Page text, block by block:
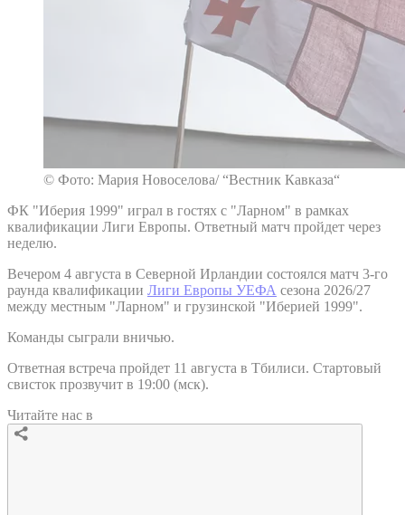
© Фото: Мария Новоселова/ “Вестник Кавказа“
ФК "Иберия 1999" играл в гостях с "Ларном" в рамках
квалификации Лиги Европы. Ответный матч пройдет через
неделю.
Вечером 4 августа в Северной Ирландии состоялся матч 3-го
раунда квалификации Лиги Европы УЕФА сезона 2026/27
между местным "Ларном" и грузинской "Иберией 1999".
Команды сыграли вничью.
Ответная встреча пройдет 11 августа в Тбилиси. Стартовый
свисток прозвучит в 19:00 (мск).
Читайте нас в